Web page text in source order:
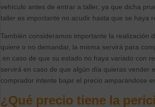
vehículo antes de entrar a taller, ya que dicha
taller es importante no acudir hasta que se haya
También consideramos importante la realización
quiere o no demandar, la misma servirá para
en caso de que su estado no haya variado con
servirá en caso de que algún día quieras vender
comprador intente bajar el precio amparándose
¿Qué precio tiene la